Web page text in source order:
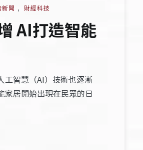
聞 , 財經科技
AI打造智能
工智慧（AI）技術也逐漸
家居開始出現在民眾的日